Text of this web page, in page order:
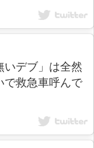
いデブ」は全然
で救急車呼んで